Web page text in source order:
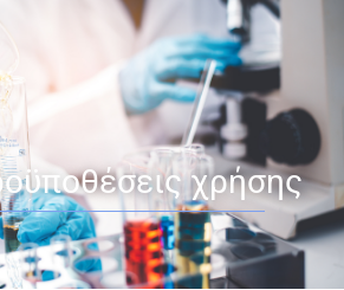
χρήσης